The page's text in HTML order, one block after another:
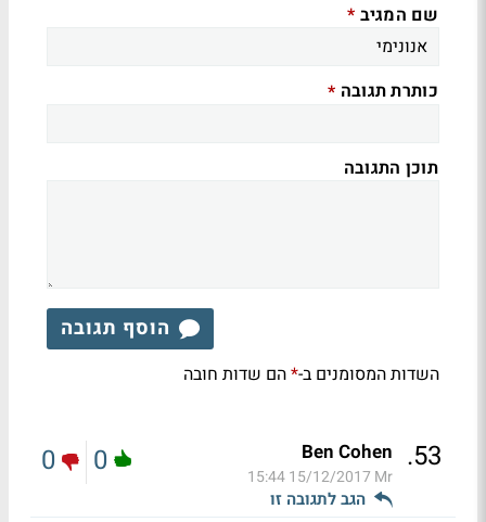
שם המגיב *
כותרת תגובה *
תוכן התגובה
הוסף תגובה
השדות המסומנים ב-*הם שדות חובה
53
.
Ben Cohen
Mr
15/12/2017 15:44
הגב לתגובה זו
0
0